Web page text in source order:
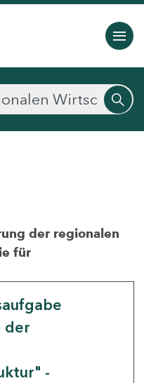
der regionalen
für
der
-